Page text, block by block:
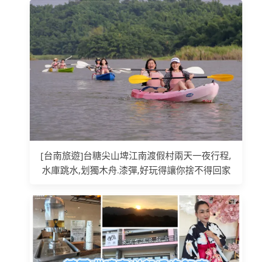
[台南旅遊]台糖尖山埤江南渡假村兩天一夜行程,
水庫跳水,划獨木舟.漆彈,好玩得讓你捨不得回家